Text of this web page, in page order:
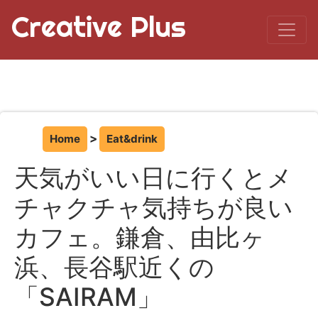
Creative Plus
Home Eat&drink
天気がいい日に行くとメ
チャクチャ気持ちが良い
カフェ。鎌倉、由比ヶ
浜、長谷駅近くの
「SAIRAM」